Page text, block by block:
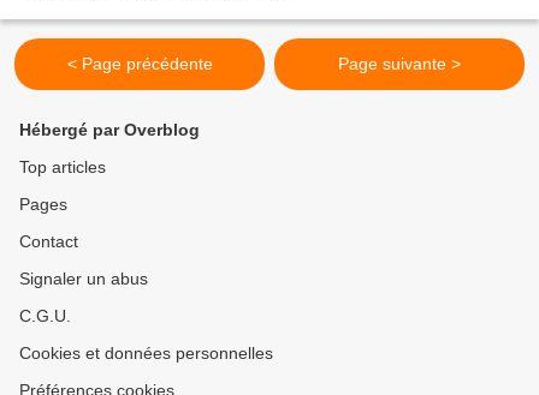
< Page précédente Page suivante >
Hébergé par Overblog
Top articles
Pages
Contact
Signaler un abus
C.G.U.
Cookies et données personnelles
Préférences cookies